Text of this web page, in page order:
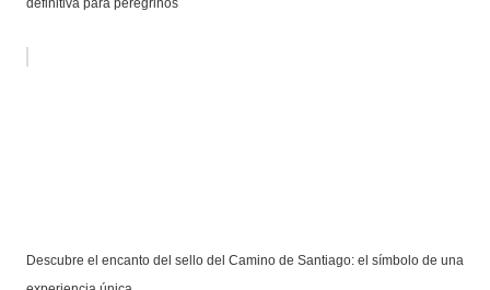
Descubre el encanto del sello del Camino de Santiago: el símbolo de una